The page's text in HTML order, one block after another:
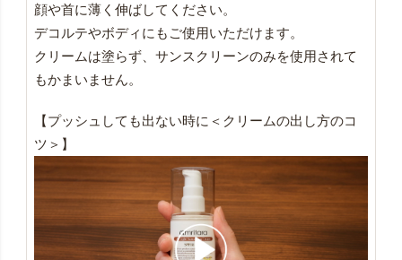
顔や首に薄く伸ばしてください。
デコルテやボディにもご使用いただけます。
クリームは塗らず、サンスクリーンのみを使用されて
もかまいません。
【プッシュしても出ない時に＜クリームの出し方のコ
ツ＞】